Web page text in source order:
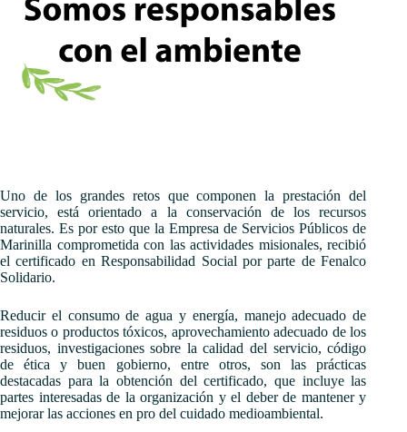
Uno de los grandes retos que componen la prestación del
servicio, está orientado a la conservación de los recursos
naturales. Es por esto que la Empresa de Servicios Públicos de
Marinilla comprometida con las actividades misionales, recibió
el certificado en Responsabilidad Social por parte de Fenalco
Solidario.
Reducir el consumo de agua y energía, manejo adecuado de
residuos o productos tóxicos, aprovechamiento adecuado de los
residuos, investigaciones sobre la calidad del servicio, código
de ética y buen gobierno, entre otros, son las prácticas
destacadas para la obtención del certificado, que incluye las
partes interesadas de la organización y el deber de mantener y
mejorar las acciones en pro del cuidado medioambiental.